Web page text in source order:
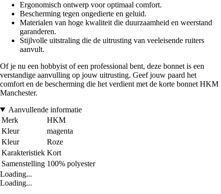
Ergonomisch ontwerp voor optimaal comfort.
Bescherming tegen ongedierte en geluid.
Materialen van hoge kwaliteit die duurzaamheid en weerstand
garanderen.
Stijlvolle uitstraling die de uitrusting van veeleisende ruiters
aanvult.
Of je nu een hobbyist of een professional bent, deze bonnet is een
verstandige aanvulling op jouw uitrusting. Geef jouw paard het
comfort en de bescherming die het verdient met de korte bonnet HKM
Manchester.
Aanvullende informatie
Merk
HKM
Kleur
magenta
Kleur
Roze
Karakteristiek Kort
Samenstelling 100% polyester
Loading...
Loading...